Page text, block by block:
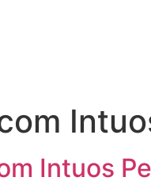
Intuos